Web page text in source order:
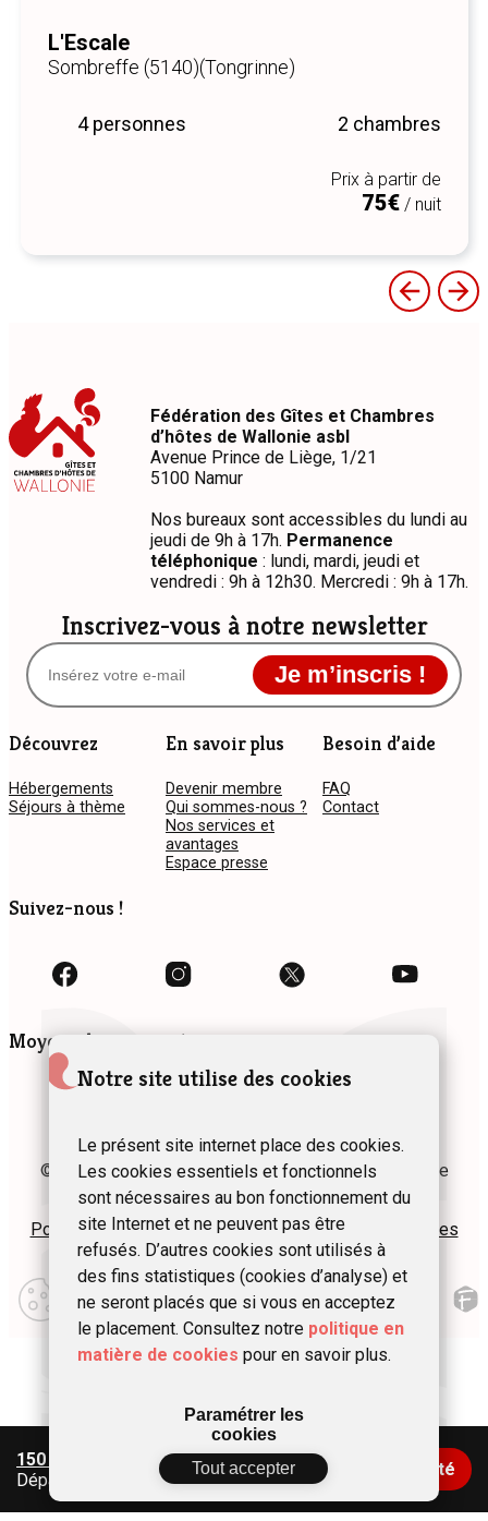
L'Escale
Sombreffe (5140)(Tongrinne)
4 personnes 2 chambres
Prix à partir de
75€/ nuit
150 €
Départ
Vérifier la disponibilité
Inscrivez-vous à notre newsletter
Je m’inscris !
Fédération des Gîtes et Chambres
d’hôtes de Wallonie asbl
Avenue Prince de Liège, 1/21
5100 Namur
Nos bureaux sont accessibles du lundi au
jeudi de 9h à 17h. Permanence
téléphonique : lundi, mardi, jeudi et
vendredi : 9h à 12h30. Mercredi : 9h à 17h.
Découvrez
Hébergements
Séjours à thème
En savoir plus
Devenir membre
Qui sommes-nous ?
Nos services et
avantages
Espace presse
Besoin d’aide
FAQ
Contact
Suivez-nous !
Moyens de paiement
Modifier
mes
préférences
d\’utilisation
© 2024 Fédération des Gîtes et Chambres d’hôtes de
Wallonie asbl
Politique de confidentialitéPlan du siteMentions légales
Notre site utilise des cookies
Le présent site internet place des cookies.
Les cookies essentiels et fonctionnels
sont nécessaires au bon fonctionnement du
site Internet et ne peuvent pas être
refusés. D’autres cookies sont utilisés à
des fins statistiques (cookies d’analyse) et
ne seront placés que si vous en acceptez
le placement. Consultez notre politique en
matière de cookies pour en savoir plus.
Paramétrer les
cookies
Tout accepter